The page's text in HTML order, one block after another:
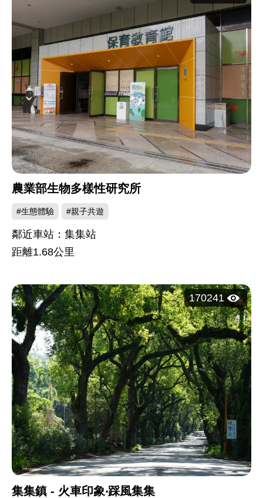
農業部生物多樣性研究所
#生態體驗 #親子共遊
鄰近車站：集集站
距離1.68公里
覽
次：
集集鎮 - 火車印象‧踩風集集
瀏
覽
人
次：
170241